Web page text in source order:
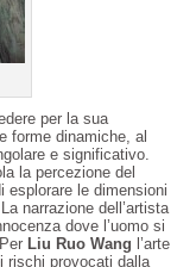
per la sua
forme dinamiche, al
e significativo.
la percezione del
esplorare le dimensioni
narrazione dell’artista
dove l’uomo si
Liu Ruo Wang l’arte
rischi provocati dalla